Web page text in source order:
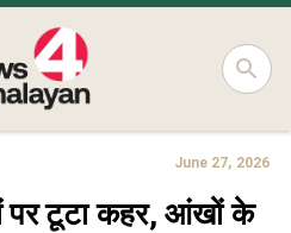
June 27, 2026
पर टूटा कहर, आंखों के